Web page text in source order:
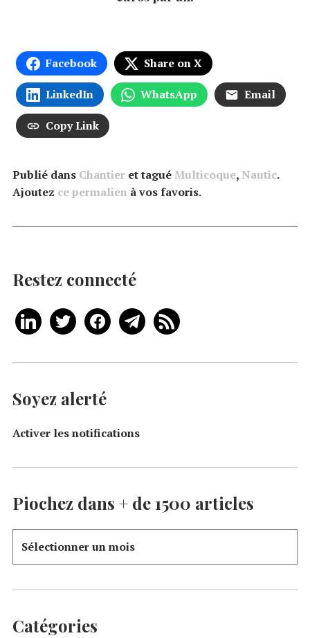
Facebook Share on X
LinkedIn WhatsApp Email
Copy Link
Publié dans Chantier et taguéMulticoque,Nautic.
Ajoutez ce permalien à vos favoris.
Restez connecté
Soyez alerté
Activer les notifications
Piochez dans + de 1500 articles
Catégories